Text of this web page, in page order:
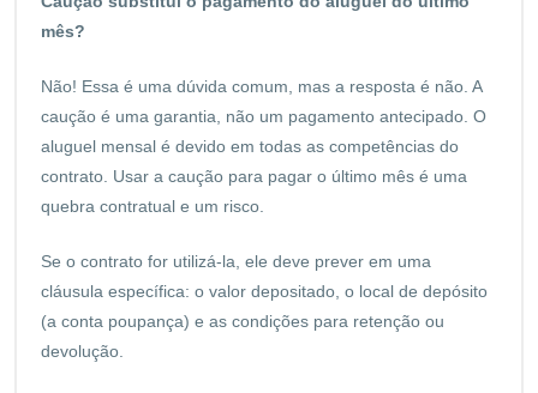
mês?
Não! Essa é uma dúvida comum, mas a resposta é não. A
caução é uma garantia, não um pagamento antecipado. O
aluguel mensal é devido em todas as competências do
contrato. Usar a caução para pagar o último mês é uma
quebra contratual e um risco.
Se o contrato for utilizá-la, ele deve prever em uma
cláusula específica: o valor depositado, o local de depósito
(a conta poupança) e as condições para retenção ou
devolução.